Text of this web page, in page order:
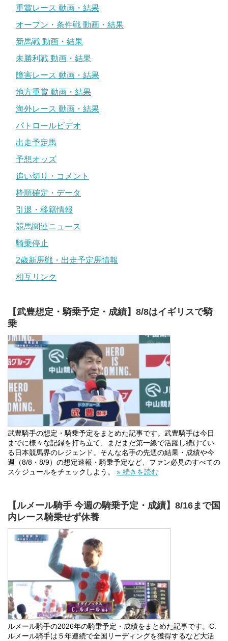
重賞レース 動画・結果
オープン・条件戦 動画・結果
新馬戦 動画・結果
未勝利戦 動画・結果
障害レース 動画・結果
地方重賞 動画・結果
海外レース 動画・結果
パトロールビデオ
出走予定馬
予想オッズ
追い切り・コメント
枠順確定・データ
引退・移籍情報
競馬関連ニュース
騎乗停止
2歳新馬戦・出走予定馬情報
相互リンク
【武豊想定・騎乗予定・成績】8/8はイギリスで騎
乗
武豊騎手の想定・騎乗予定をまとめた記事です。武豊騎手は今日
までに様々な記録を打ち立て、まだまだ第一線で活躍し続けてい
る日本競馬界のレジェンド。そんな名手の先週の結果・成績や今
週（8/8・8/9）の想定速報・騎乗予定など、ファン必見のすべての
スケジュールをチェックしよう。 » 続きを読む
【ルメール騎手 今週の騎乗予定・成績】8/16まで国
内レース騎乗せず休養
ルメール騎手の2026年の騎乗予定・成績をまとめた記事です。C.
ルメール騎手は５年連続で全国リーディングを獲得するなど大活